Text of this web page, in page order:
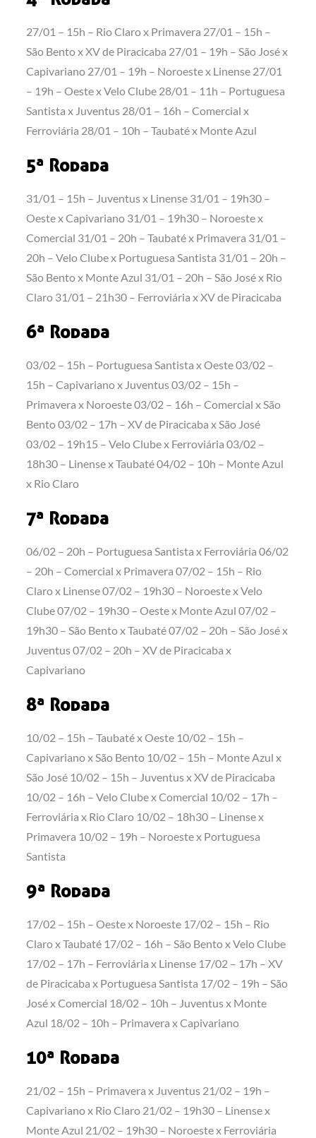
27/01 – 15h – Rio Claro x Primavera 27/01 – 15h –
São Bento x XV de Piracicaba 27/01 – 19h – São José x
Capivariano 27/01 – 19h – Noroeste x Linense 27/01
– 19h – Oeste x Velo Clube 28/01 – 11h – Portuguesa
Santista x Juventus 28/01 – 16h – Comercial x
Ferroviária 28/01 – 10h – Taubaté x Monte Azul
5ª Rodada
31/01 – 15h – Juventus x Linense 31/01 – 19h30 –
Oeste x Capivariano 31/01 – 19h30 – Noroeste x
Comercial 31/01 – 20h – Taubaté x Primavera 31/01 –
20h – Velo Clube x Portuguesa Santista 31/01 – 20h –
São Bento x Monte Azul 31/01 – 20h – São José x Rio
Claro 31/01 – 21h30 – Ferroviária x XV de Piracicaba
6ª Rodada
03/02 – 15h – Portuguesa Santista x Oeste 03/02 –
15h – Capivariano x Juventus 03/02 – 15h –
Primavera x Noroeste 03/02 – 16h – Comercial x São
Bento 03/02 – 17h – XV de Piracicaba x São José
03/02 – 19h15 – Velo Clube x Ferroviária 03/02 –
18h30 – Linense x Taubaté 04/02 – 10h – Monte Azul
x Rio Claro
7ª Rodada
06/02 – 20h – Portuguesa Santista x Ferroviária 06/02
– 20h – Comercial x Primavera 07/02 – 15h – Rio
Claro x Linense 07/02 – 19h30 – Noroeste x Velo
Clube 07/02 – 19h30 – Oeste x Monte Azul 07/02 –
19h30 – São Bento x Taubaté 07/02 – 20h – São José x
Juventus 07/02 – 20h – XV de Piracicaba x
Capivariano
8ª Rodada
10/02 – 15h – Taubaté x Oeste 10/02 – 15h –
Capivariano x São Bento 10/02 – 15h – Monte Azul x
São José 10/02 – 15h – Juventus x XV de Piracicaba
10/02 – 16h – Velo Clube x Comercial 10/02 – 17h –
Ferroviária x Rio Claro 10/02 – 18h30 – Linense x
Primavera 10/02 – 19h – Noroeste x Portuguesa
Santista
9ª Rodada
17/02 – 15h – Oeste x Noroeste 17/02 – 15h – Rio
Claro x Taubaté 17/02 – 16h – São Bento x Velo Clube
17/02 – 17h – Ferroviária x Linense 17/02 – 17h – XV
de Piracicaba x Portuguesa Santista 17/02 – 19h – São
José x Comercial 18/02 – 10h – Juventus x Monte
Azul 18/02 – 10h – Primavera x Capivariano
10ª Rodada
21/02 – 15h – Primavera x Juventus 21/02 – 19h –
Capivariano x Rio Claro 21/02 – 19h30 – Linense x
Monte Azul 21/02 – 19h30 – Noroeste x Ferroviária